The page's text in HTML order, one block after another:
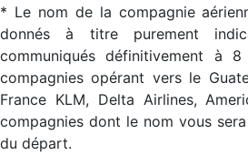
* Le nom de la compagnie
donnés à titre purement
communiqués définitivement à
compagnies opérant vers le
France KLM, Delta Airlines,
compagnies dont le nom vous
du départ.